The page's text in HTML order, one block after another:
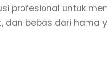
profesional untuk
dan bebas dari hama